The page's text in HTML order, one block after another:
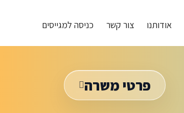
אודותנו צור קשר כניסה למגייסים
פרטי משרה